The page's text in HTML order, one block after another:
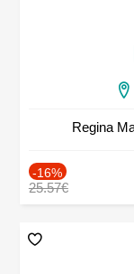
Regina
-16%
25.57€